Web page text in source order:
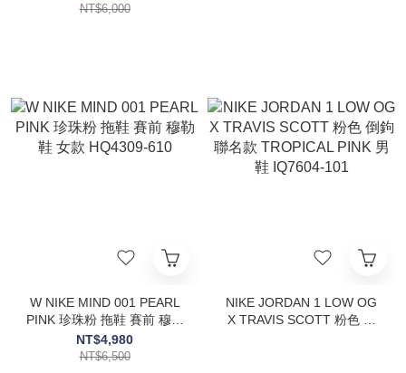
NT$6,000
W NIKE MIND 001 PEARL
PINK 珍珠粉 拖鞋 賽前 穆勒
鞋 女款 HQ4309-610
NT$4,980
NT$6,500
NIKE JORDAN 1 LOW OG
X TRAVIS SCOTT 粉色 倒